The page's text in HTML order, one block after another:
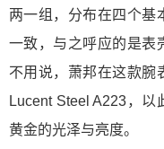
两一组，分布在四个基
一致，与之呼应的是表
不用说，萧邦在这款腕
Lucent Steel A223，
黄金的光泽与亮度。